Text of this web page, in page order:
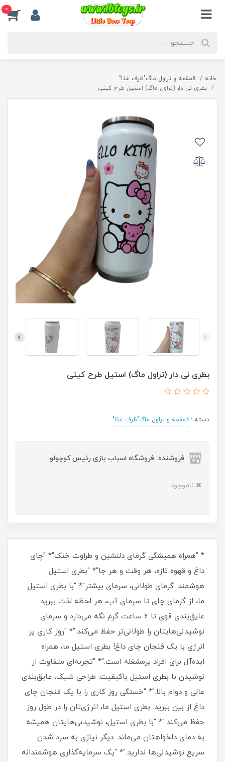
0
خانه
قمقمه و تراول ماگ"ظرف غذا"
بطری نی دار (تراول ماگ) استیل طرح کیتی
بطری نی دار (تراول ماگ) استیل طرح کیتی
دسته : قمقمه و تراول ماگ"ظرف غذا"
فروشنده: فروشگاه اسباب بازی رئیس کوچولو
ناموجود
* "همراه همیشگی گرمای دلنشین و طراوت خنک"* "چای
داغ و قهوه تازه، هر وقت و هر جا"* "بطری استیل
هوشمند: گرمای طولانی، سرمای بیشتر"* "با بطری استیل
ما، از گرمای چای تا سرمای آب، هر لحظه لذت ببرید.
عایق‌بندی قوی تا 6 ساعت گرم نگه می‌دارد و سرمای
نوشیدنی‌هایتان را طولانی‌تر حفظ می‌کند."* "روز کاری پر
انرژی با یک فنجان چای داغ! بطری استیل ما، همراه
ایده‌آل برای افراد پرمشغله است."* "تجربه‌ای متفاوت از
نوشیدن با بطری استیل باکیفیت. طراحی شیک، عایق‌بندی
عالی و دوام بالا."* "خستگی روز کاری را با یک فنجان چای
داغ از بین ببرید. بطری استیل ما، انرژی‌تان را در طول روز
حفظ می‌کند."* "با بطری استیل، نوشیدنی‌هایتان همیشه
به دمای دلخواهتان می‌ماند. دیگر نیازی به سرد شدن
سریع نوشیدنی‌ها ندارید."* "یک سرمایه‌گذاری هوشمندانه